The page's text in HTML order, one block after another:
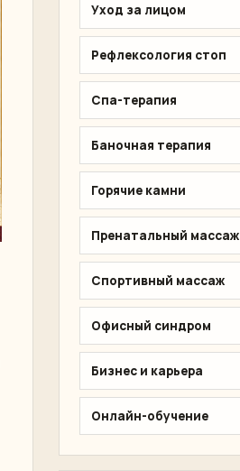
Уход за лицом
Рефлексология стоп
Спа-терапия
Баночная терапия
Горячие камни
Пренатальный массаж
Спортивный массаж
Офисный синдром
Бизнес и карьера
Онлайн-обучение